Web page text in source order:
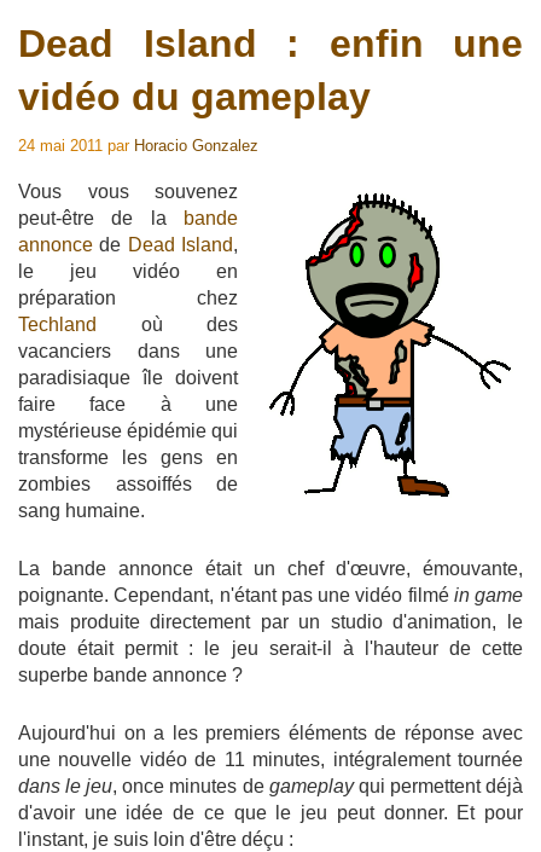
Dead Island : enfin une
vidéo du gameplay
24 mai 2011 par Horacio Gonzalez
Vous vous souvenez
peut-être de la
bande
annonce de Dead Island,
le jeu vidéo en
préparation chez
Techland
où des
vacanciers dans une
paradisiaque île doivent
faire face à une
mystérieuse épidémie qui
transforme les gens en
zombies assoiffés de
sang humaine.
La bande annonce était un chef d'œuvre, émouvante,
poignante. Cependant, n'étant pas une vidéo filmé in game
mais produite directement par un studio d'animation, le
doute était permit : le jeu serait-il à l'hauteur de cette
superbe bande annonce ?
Aujourd'hui on a les premiers éléments de réponse avec
une nouvelle vidéo de 11 minutes, intégralement tournée
dans le jeu, once minutes de gameplayqui permettent déjà
d'avoir une idée de ce que le jeu peut donner. Et pour
l'instant, je suis loin d'être déçu :